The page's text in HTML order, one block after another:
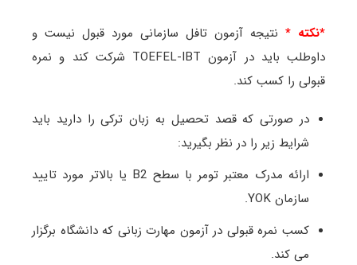
*نکته * نتیجه آزمون تافل سازمانی مورد قبول نیست و
داوطلب باید در آزمون TOEFEL-IBT شرکت کند و نمره
قبولی را کسب کند.
در صورتی که قصد تحصیل به زبان ترکی را دارید باید
شرایط زیر را در نظر بگیرید:
ارائه مدرک معتبر تومر با سطح B2 یا بالاتر مورد تایید
سازمان YOK.
کسب نمره قبولی در آزمون مهارت زبانی که دانشگاه برگزار
می کند.